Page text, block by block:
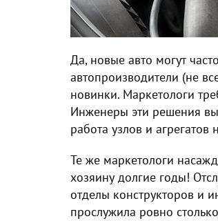
Да, новые авто могут
автопроизводители (не
новинки. Маркетологи
Инженеры эти решения
работа узлов и агрегатов
Те же маркетологи
хозяину долгие годы!
отделы конструкторов и
прослужила ровно